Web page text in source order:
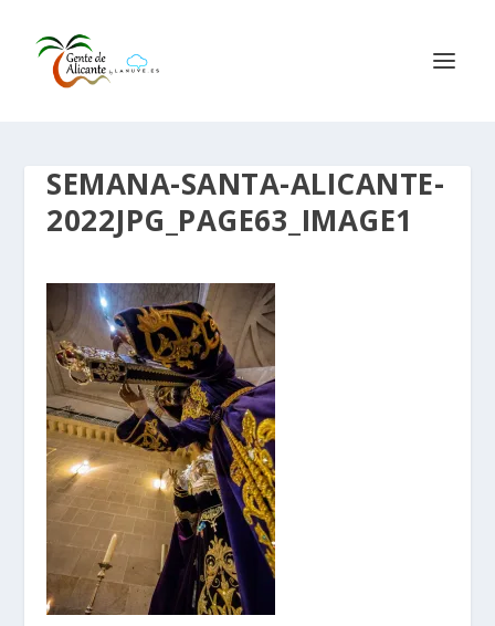
SEMANA-SANTA-ALICANTE-
2022JPG_PAGE63_IMAGE1